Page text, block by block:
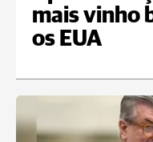
mais vinho
os EUA